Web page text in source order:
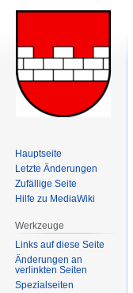
Hauptseite
Letzte Änderungen
Zufällige Seite
Hilfe zu MediaWiki
Werkzeuge
Links auf diese Seite
Änderungen an
verlinkten Seiten
Spezialseiten